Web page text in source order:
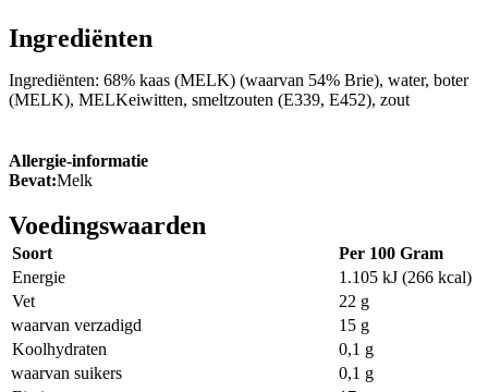
Ingrediënten
Ingrediënten: 68% kaas (MELK) (waarvan 54% Brie), water, boter
(MELK), MELKeiwitten, smeltzouten (E339, E452), zout
Allergie-informatie
Bevat:Melk
Voedingswaarden
Soort
Per 100 Gram
Energie
1.105 kJ (266 kcal)
Vet
22 g
waarvan verzadigd
15 g
Koolhydraten
0,1 g
waarvan suikers
0,1 g